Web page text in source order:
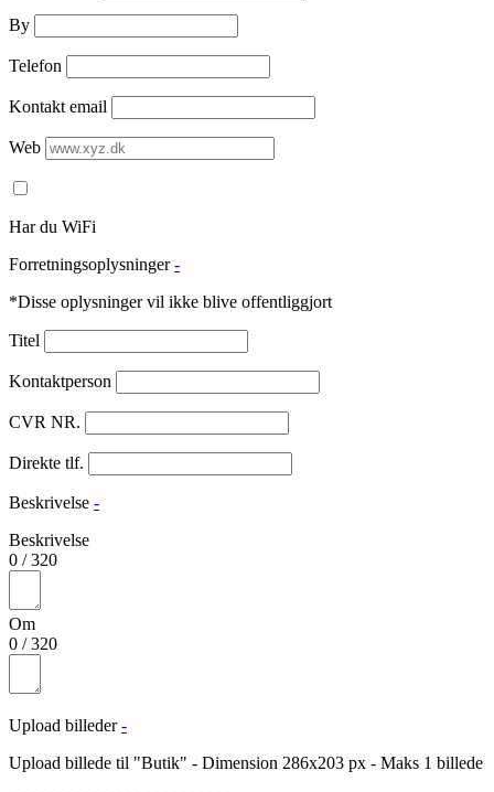
By
Telefon
Kontakt email
Web
Har du WiFi
Forretningsoplysninger -
*Disse oplysninger vil ikke blive offentliggjort
Titel
Kontaktperson
CVR NR.
Direkte tlf.
Beskrivelse -
Beskrivelse
0 /320
Om
0 /320
Upload billeder -
Upload billede til "Butik" - Dimension 286x203 px - Maks 1 billede